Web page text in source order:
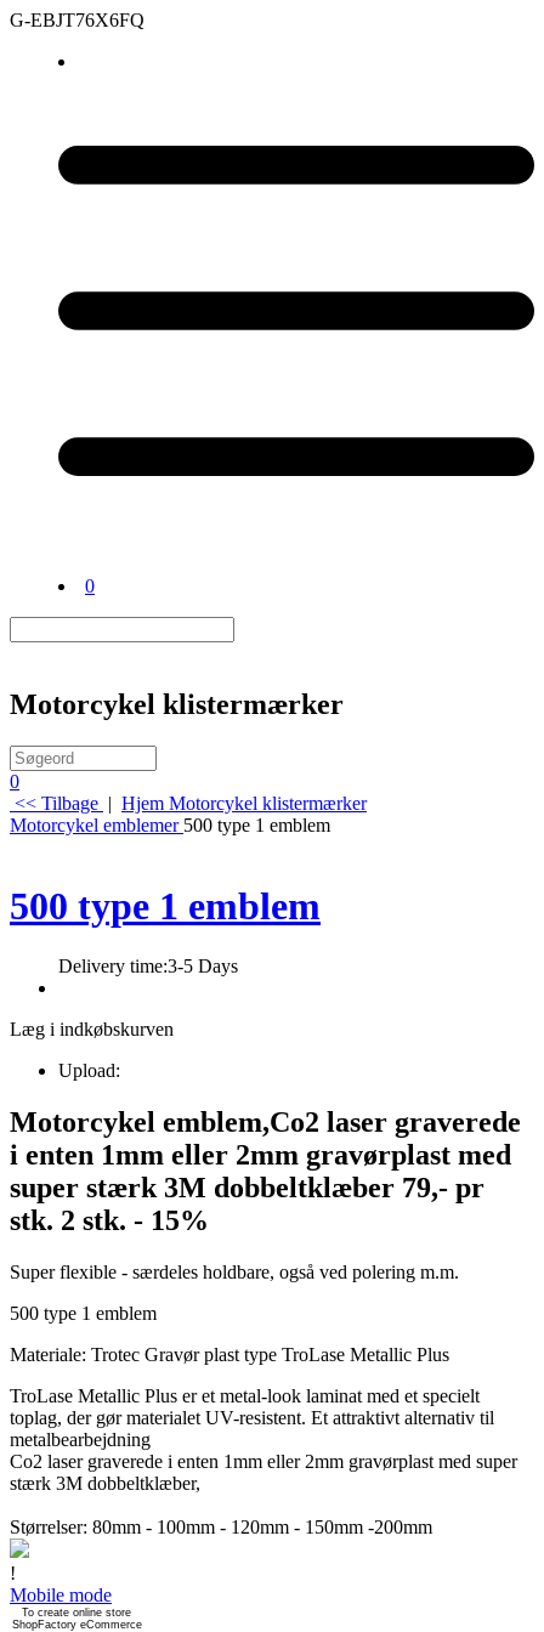
G-EBJT76X6FQ
0
Motorcykel klistermærker
0
<< Tilbage | Hjem Motorcykel klistermærker
Motorcykel emblemer 500 type 1 emblem
500 type 1 emblem
Delivery time:3-5 Days
Læg i indkøbskurven
Upload:
Motorcykel emblem,Co2 laser graverede
i enten 1mm eller 2mm gravørplast med
super stærk 3M dobbeltklæber 79,- pr
stk. 2 stk. - 15%
Super flexible - særdeles holdbare, også ved polering m.m.
500 type 1 emblem
Materiale: Trotec Gravør plast type TroLase Metallic Plus
TroLase Metallic Plus er et metal-look laminat med et specielt
toplag, der gør materialet UV-resistent. Et attraktivt alternativ til
metalbearbejdning
Co2 laser graverede i enten 1mm eller 2mm gravørplast med super
stærk 3M dobbeltklæber,
Størrelser: 80mm - 100mm - 120mm - 150mm -200mm
!
Mobile mode
To create online store
ShopFactory eCommerce